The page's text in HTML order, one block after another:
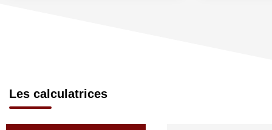
Les calculatrices